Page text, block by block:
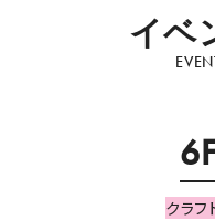
イベ
クラフ